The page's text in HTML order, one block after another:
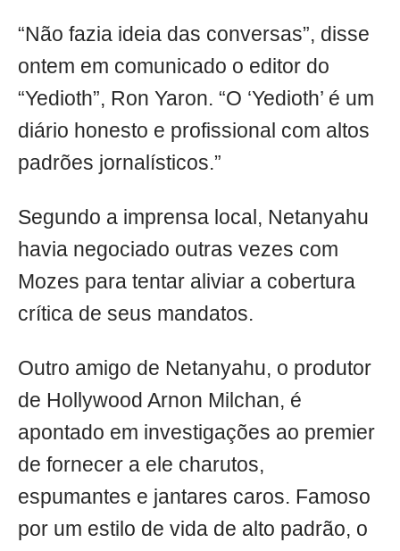
“Não fazia ideia das conversas”, disse
ontem em comunicado o editor do
“Yedioth”, Ron Yaron. “O ‘Yedioth’ é um
diário honesto e profissional com altos
padrões jornalísticos.”
Segundo a imprensa local, Netanyahu
havia negociado outras vezes com
Mozes para tentar aliviar a cobertura
crítica de seus mandatos.
Outro amigo de Netanyahu, o produtor
de Hollywood Arnon Milchan, é
apontado em investigações ao premier
de fornecer a ele charutos,
espumantes e jantares caros. Famoso
por um estilo de vida de alto padrão, o